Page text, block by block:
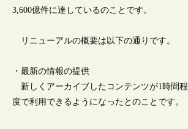
3,600億件に達しているのことです。
リニューアルの概要は以下の通りです。
・最新の情報の提供
新しくアーカイブしたコンテンツが1時間程
度で利用できるようになったとのことです。